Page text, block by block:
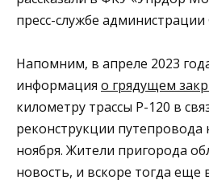
пресс-службе администрации
Напомним, в апреле 2023
информация о грядущем
километру трассы Р-120 в
реконструкции путепровода
ноября. Жители пригорода
новость, и вскоре тогда еще